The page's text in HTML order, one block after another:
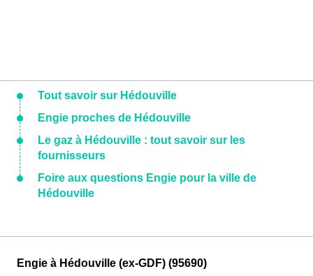
Tout savoir sur Hédouville
Engie proches de Hédouville
Le gaz à Hédouville : tout savoir sur les
fournisseurs
Foire aux questions Engie pour la ville de
Hédouville
Engie à Hédouville (ex-GDF) (95690)